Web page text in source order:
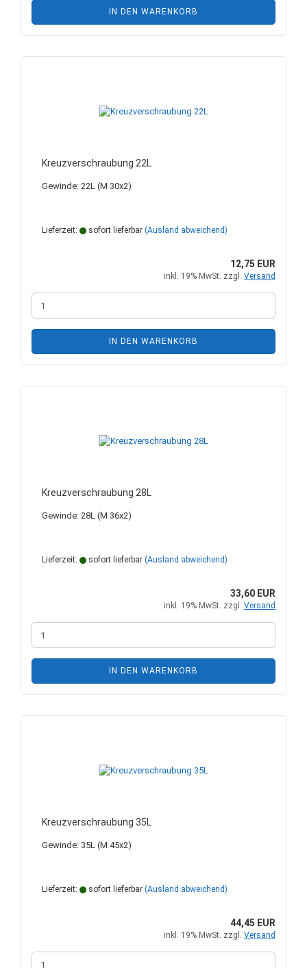
IN DEN WARENKORB
Kreuzverschraubung 22L
Gewinde: 22L (M 30x2)
Lieferzeit: sofort lieferbar (Ausland abweichend)
12,75 EUR
inkl. 19% MwSt. zzgl. Versand
IN DEN WARENKORB
Kreuzverschraubung 28L
Gewinde: 28L (M 36x2)
Lieferzeit: sofort lieferbar (Ausland abweichend)
33,60 EUR
inkl. 19% MwSt. zzgl. Versand
IN DEN WARENKORB
Kreuzverschraubung 35L
Gewinde: 35L (M 45x2)
Lieferzeit: sofort lieferbar (Ausland abweichend)
44,45 EUR
inkl. 19% MwSt. zzgl. Versand